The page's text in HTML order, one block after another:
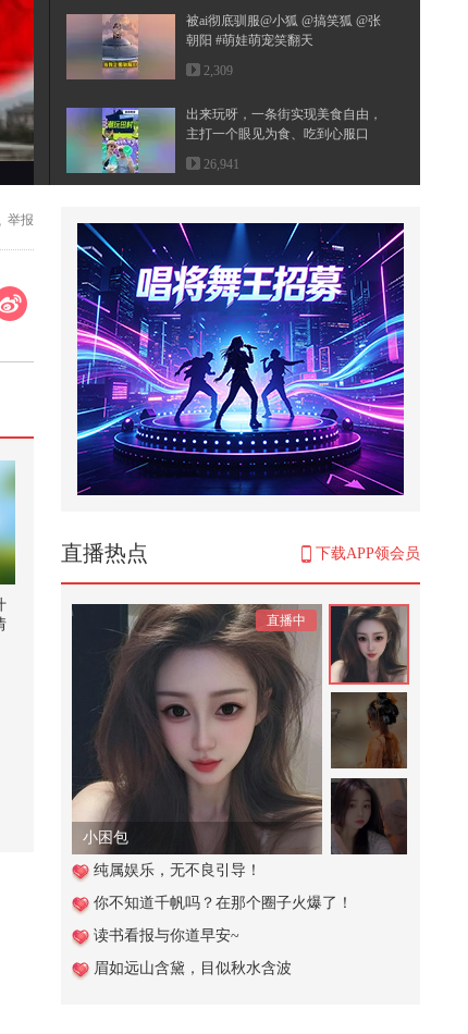
被ai彻底驯服@小狐 @搞笑狐 @张
朝阳 #萌娃萌宠笑翻天
2,309
出来玩呀，一条街实现美食自由，
主打一个眼见为食、吃到心服口
服，...
26,941
y 互动来啦！#白鹿展示唐宫OST
转...
1,204
这放学后到底废不废妈？
7,043
八成脑梗本可以预防！别让血管问
题拖垮后半生！#全民健康素养提
升 ...
1,388
#笑花笑草上线ing
英国刚抢劫中企资产，德法轻飘飘
的3个字，就要中国转让关键技术
2,531
8,551
中俄舰队主力在青岛集结完毕，必
须压一压美日31国的气焰
295
水上闯关捡到手机，做好事也太累
@...
600
长沙路演赛冠军组 | 全程高燃夯爆
啦！“考研team”组带来《Hands u...
举报
直播热点 下载APP领会员
直播中
小困包
纯属娱乐，无不良引导！
你不知道千帆吗？在那个圈子火爆了！
读书看报与你道早安~
眉如远山含黛，目似秋水含波